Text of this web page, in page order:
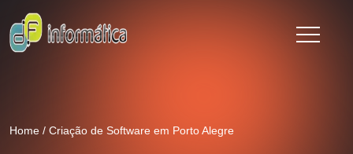
Home / Criação de Software em Porto Alegre